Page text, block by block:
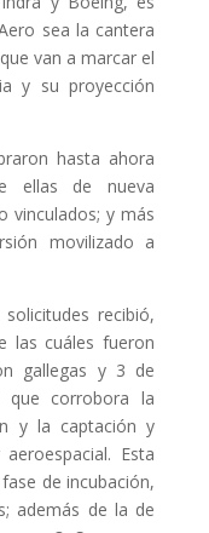
sea la cantera
van a marcar el
y su proyección
hasta ahora
ellas de nueva
vinculados; y más
movilizado a
recibió,
las cuáles fueron
gallegas y 3 de
que corrobora la
y la captación y
Esta
de incubación,
además de la de